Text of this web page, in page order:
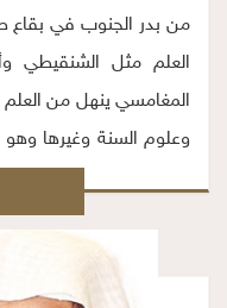
من بدر الجنوب في بقاع
العلم مثل الشنقيطي
المغامسي ينهل من
وعلوم السنة وغيرها وهو
مستغلاً حلقات العلم
المدينة المنورة،
نحو التميز في العلم